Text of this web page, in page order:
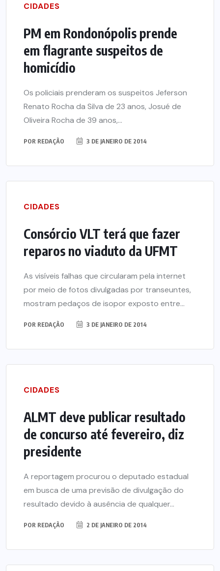
CIDADES
PM em Rondonópolis prende
em flagrante suspeitos de
homicídio
Os policiais prenderam os suspeitos Jeferson
Renato Rocha da Silva de 23 anos, Josué de
Oliveira Rocha de 39 anos,...
POR REDAÇÃO 3 DE JANEIRO DE 2014
CIDADES
Consórcio VLT terá que fazer
reparos no viaduto da UFMT
As visíveis falhas que circularam pela internet
por meio de fotos divulgadas por transeuntes,
mostram pedaços de isopor exposto entre...
POR REDAÇÃO 3 DE JANEIRO DE 2014
CIDADES
ALMT deve publicar resultado
de concurso até fevereiro, diz
presidente
A reportagem procurou o deputado estadual
em busca de uma previsão de divulgação do
resultado devido à ausência de qualquer...
POR REDAÇÃO 2 DE JANEIRO DE 2014